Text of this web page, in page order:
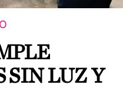
SIN LUZ Y